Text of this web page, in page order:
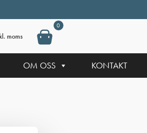
moms
0
OM OSS KONTAKT